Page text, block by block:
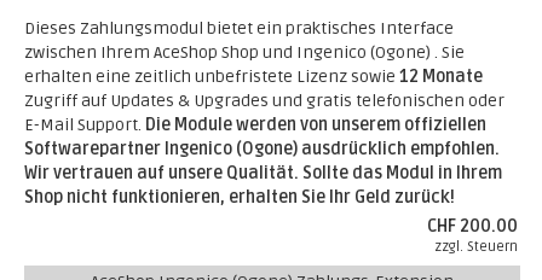
Dieses Zahlungsmodul bietet ein praktisches Interface
zwischen Ihrem AceShop Shop und Ingenico (Ogone) . Sie
erhalten eine zeitlich unbefristete Lizenz sowie 12 Monate
Zugriff auf Updates & Upgrades und gratis telefonischen oder
E-Mail Support. Die Module werden von unserem offiziellen
Softwarepartner Ingenico (Ogone) ausdrücklich empfohlen.
Wir vertrauen auf unsere Qualität. Sollte das Modul in Ihrem
Shop nicht funktionieren, erhalten Sie Ihr Geld zurück!
CHF 200.00
zzgl. Steuern